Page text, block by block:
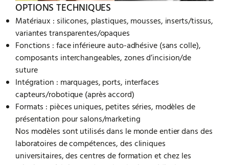
OPTIONS TECHNIQUES
Matériaux : silicones, plastiques, mousses, inserts/tissus,
variantes transparentes/opaques
Fonctions : face inférieure auto-adhésive (sans colle),
composants interchangeables, zones d’incision/de
suture
Intégration : marquages, ports, interfaces
capteurs/robotique (après accord)
Formats : pièces uniques, petites séries, modèles de
présentation pour salons/marketing
Nos modèles sont utilisés dans le monde entier dans des
laboratoires de compétences, des cliniques
universitaires, des centres de formation et chez les